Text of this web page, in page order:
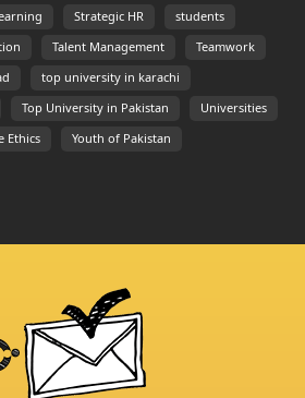
Strategic HR students
Talent Management Teamwork
top university in karachi
Top University in Pakistan Universities
Ethics Youth of Pakistan